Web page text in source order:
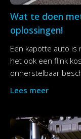
Wat te doen
oplossingen!
Een kapotte auto is
het ook een flink
onherstelbaar
Lees meer